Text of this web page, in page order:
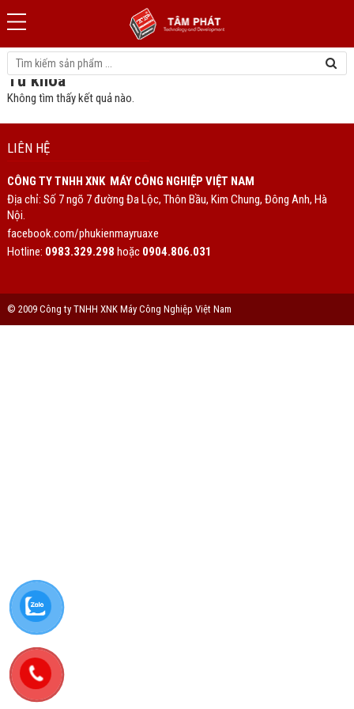
Trang chủ»Máy rửa xe gia đình Lutian LT210G-1600W
Từ khóa
Không tìm thấy kết quả nào.
LIÊN HỆ
CÔNG TY TNHH XNK MÁY CÔNG NGHIỆP VIỆT NAM
Địa chỉ: Số 7 ngõ 7 đường Đa Lộc, Thôn Bầu, Kim Chung, Đông Anh, Hà
Nội.
facebook.com/phukienmayruaxe
Hotline: 0983.329.298 hoặc0904.806.031
© 2009 Công ty TNHH XNK Máy Công Nghiệp Việt Nam